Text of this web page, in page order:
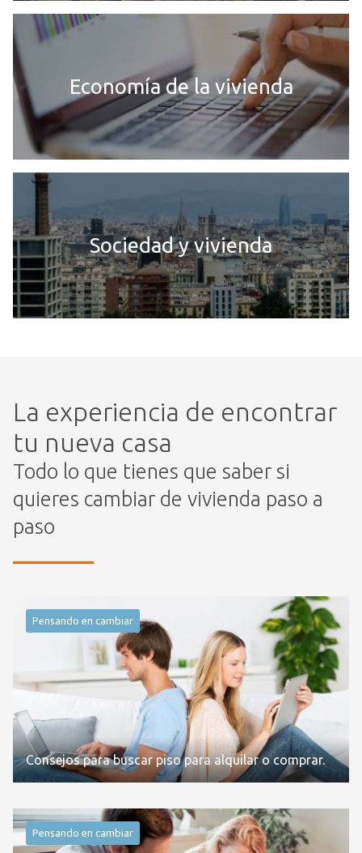
Economía de la vivienda
Sociedad y vivienda
La experiencia de encontrar
tu nueva casa
Todo lo que tienes que saber si
quieres cambiar de vivienda paso a
paso
Pensando en cambiar
Consejos para buscar piso para alquilar o comprar.
Pensando en cambiar